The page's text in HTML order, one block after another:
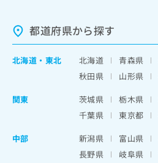
都道府県から探す
北海道 ・ 東北 北海道 青森県
秋田県
山形県
関東
茨城県 栃木県
千葉県
東京都
中部
新潟県 富山県
長野県
岐阜県